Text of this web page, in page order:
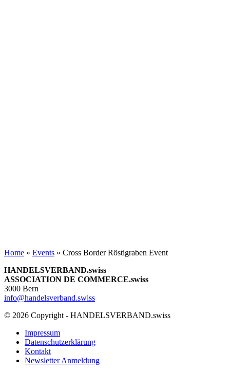
Home » Events » Cross Border Röstigraben Event
HANDELSVERBAND.swiss
ASSOCIATION DE COMMERCE.swiss
3000 Bern
info@handelsverband.swiss
© 2026 Copyright - HANDELSVERBAND.swiss
Impressum
Datenschutzerklärung
Kontakt
Newsletter Anmeldung